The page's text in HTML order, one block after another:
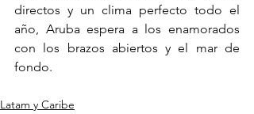
directos y un clima perfecto todo el
año, Aruba espera a los enamorados
con los brazos abiertos y el mar de
fondo.
Latam y Caribe